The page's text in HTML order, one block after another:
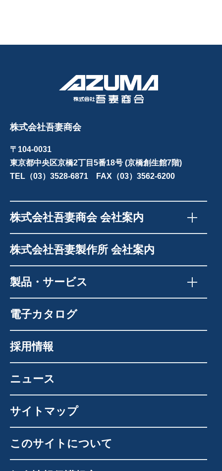
株式会社吾妻商会
〒104-0031
東京都中央区京橋2丁目5番18号 (京橋創生館7階)
TEL（03）3528-6871 FAX（03）3562-6200
株式会社吾妻商会 会社案内
株式会社吾妻製作所 会社案内
製品・サービス
電子カタログ
採用情報
ニュース
サイトマップ
このサイトについて